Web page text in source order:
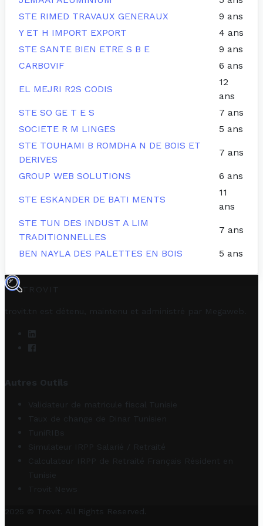
STE RIMED TRAVAUX GENERAUX
9 ans
Y ET H IMPORT EXPORT
4 ans
STE SANTE BIEN ETRE S B E
9 ans
CARBOVIF
6 ans
EL MEJRI R2S CODIS
12
ans
STE SO GE T E S
7 ans
SOCIETE R M LINGES
5 ans
STE TOUHAMI B ROMDHA N DE BOIS ET
DERIVES
7 ans
GROUP WEB SOLUTIONS 6 ans
STE ESKANDER DE BATI MENTS
11
ans
STE TUN DES INDUST A LIM
TRADITIONNELLES
7 ans
BEN NAYLA DES PALETTES EN BOIS 5 ans
TROVIT
trovit.tn est détenu, maintenu et administré par Megaweb
Autres Outils
Validateur de matricule fiscal Tunisie
Taux de change de Dinar Tunisien
TuniRIBs
Simulateur IRPP Salarié / Retraité
Calculateur IRPP de Retraité Français Résident en
Tunisie
Trovit News
2025 © Trovit. All Rights Reserved.